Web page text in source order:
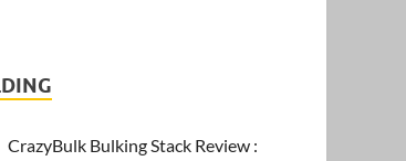
CrazyBulk Bulking Stack Review :